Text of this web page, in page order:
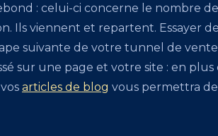
: celui-ci concerne le nombre
Ils viennent et repartent. Essayer
suivante de votre tunnel de
sur une page et votre site : en
articles de blog vous permettra